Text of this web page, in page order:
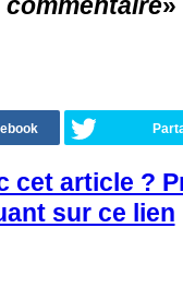
cet article ?
sur ce lien